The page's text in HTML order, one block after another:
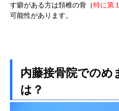
す癖がある方は頚椎の骨（特に第
可能性があります。
内藤接骨院でのめ
は？